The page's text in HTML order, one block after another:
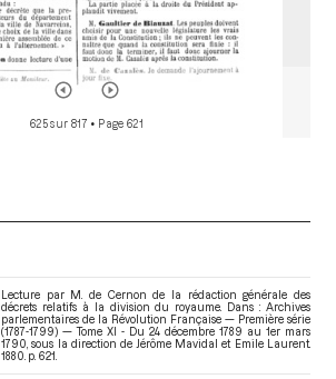
625 sur 817 • Page 621
Lecture par M. de Cernon de la rédaction générale des
décrets relatifs à la division du royaume. Dans : Archives
parlementaires de la Révolution Française — Première série
(1787-1799) — Tome XI - Du 24 décembre 1789 au 1er mars
1790 , sous la direction de Jérôme Mavidal et Emile Laurent.
1880. p. 621.